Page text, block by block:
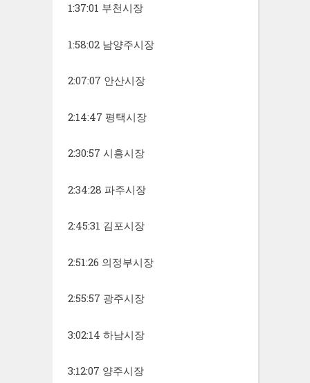
1:37:01 부천시장
1:58:02 남양주시장
2:07:07 안산시장
2:14:47 평택시장
2:30:57 시흥시장
2:34:28 파주시장
2:45:31 김포시장
2:51:26 의정부시장
2:55:57 광주시장
3:02:14 하남시장
3:12:07 양주시장